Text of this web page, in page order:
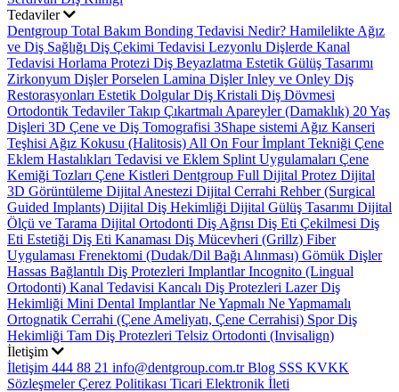
Tedaviler
Dentgroup Total Bakım Bonding Tedavisi Nedir? Hamilelikte Ağız
ve Diş Sağlığı Diş Çekimi Tedavisi Lezyonlu Dişlerde Kanal
Tedavisi Horlama Protezi Diş Beyazlatma Estetik Gülüş Tasarımı
Zirkonyum DişlerPorselen Lamina DişlerInley ve Onley Diş
Restorasyonları Estetik DolgularDiş Kristali Diş Dövmesi
Ortodontik TedavilerTakıp Çıkartmalı Apareyler (Damaklık) 20 Yaş
Dişleri 3D Çene ve Diş Tomografisi 3Shape sistemi Ağız Kanseri
Teşhisi Ağız Kokusu (Halitosis) All On Four İmplant Tekniği Çene
Eklem Hastalıkları Tedavisi ve Eklem Splint Uygulamaları Çene
Kemiği Tozları Çene Kistleri Dentgroup Full Dijital Protez Dijital
3D Görüntüleme Dijital Anestezi Dijital Cerrahi Rehber (Surgical
Guided Implants) Dijital Diş Hekimliği Dijital Gülüş Tasarımı Dijital
Ölçü ve Tarama Dijital Ortodonti Diş Ağrısı Diş Eti Çekilmesi Diş
Eti Estetiği Diş Eti Kanaması Diş Mücevheri (Grillz) Fiber
Uygulaması Frenektomi (Dudak/Dil Bağı Alınması) Gömük Dişler
Hassas Bağlantılı Diş Protezleri ImplantlarIncognito (Lingual
Ortodonti) Kanal Tedavisi Kancalı Diş Protezleri Lazer Diş
Hekimliği Mini Dental ImplantlarNe Yapmalı Ne Yapmamalı
Ortognatik Cerrahi (Çene Ameliyatı, Çene Cerrahisi) Spor Diş
Hekimliği Tam Diş Protezleri Telsiz Ortodonti (Invisalign)
İletişim
İletişim 444 88 21 info@dentgroup.com.tr Blog SSS KVKK
SözleşmelerÇerez Politikası Ticari Elektronik İleti